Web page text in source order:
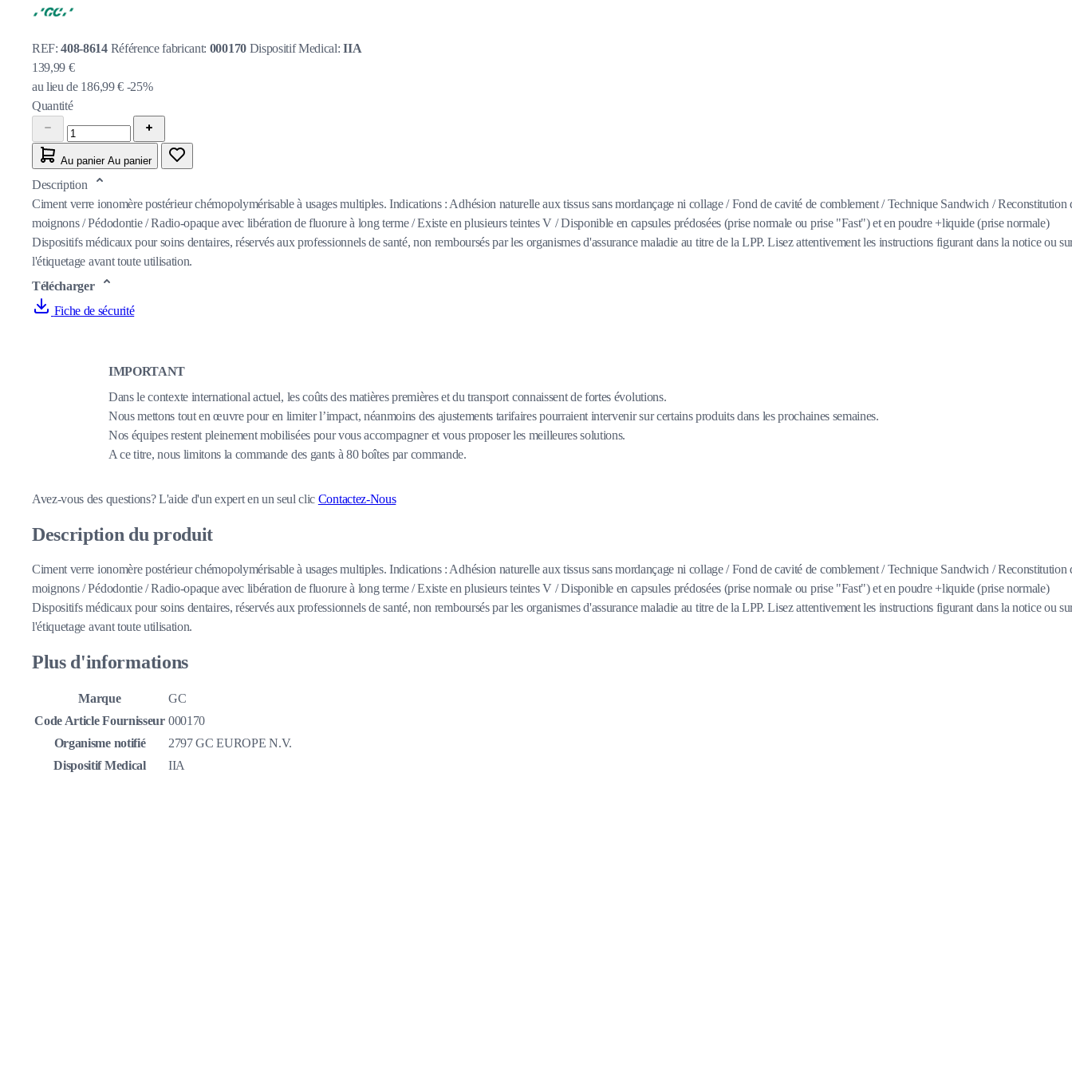
REF:408-8614 Référence fabricant: 000170 Dispositif Medical:IIA
139,99 €
au lieu de 186,99 € -25%
Quantité
Au panier Au panier
Description
Ciment verre ionomère postérieur chémopolymérisable à usages multiples. Indications : Adhésion naturelle aux tissus sans mordançage ni collage / Fond de cavité de comblement / Technique Sandwich / Reconstitution
moignons / Pédodontie / Radio-opaque avec libération de fluorure à long terme / Existe en plusieurs teintes V / Disponible en capsules prédosées (prise normale ou prise "Fast") et en poudre +liquide (prise normale)
Dispositifs médicaux pour soins dentaires, réservés aux professionnels de santé, non remboursés par les organismes d'assurance maladie au titre de la LPP. Lisez attentivement les instructions figurant dans la notice ou
l'étiquetage avant toute utilisation.
Télécharger
Fiche de sécurité
IMPORTANT
Dans le contexte international actuel, les coûts des matières premières et du transport connaissent de fortes évolutions.
Nous mettons tout en œuvre pour en limiter l’impact, néanmoins des ajustements tarifaires pourraient intervenir sur certains produits dans les prochaines semaines.
Nos équipes restent pleinement mobilisées pour vous accompagner et vous proposer les meilleures solutions.
A ce titre, nous limitons la commande des gants à 80 boîtes par commande.
Avez-vous des questions?L'aide d'un expert en un seul clic Contactez-Nous
Description du produit
Ciment verre ionomère postérieur chémopolymérisable à usages multiples. Indications : Adhésion naturelle aux tissus sans mordançage ni collage / Fond de cavité de comblement / Technique Sandwich / Reconstitution
moignons / Pédodontie / Radio-opaque avec libération de fluorure à long terme / Existe en plusieurs teintes V / Disponible en capsules prédosées (prise normale ou prise "Fast") et en poudre +liquide (prise normale)
Dispositifs médicaux pour soins dentaires, réservés aux professionnels de santé, non remboursés par les organismes d'assurance maladie au titre de la LPP. Lisez attentivement les instructions figurant dans la notice ou
l'étiquetage avant toute utilisation.
Plus d'informations
Marque
GC
Code Article Fournisseur 000170
Organisme notifié
2797 GC EUROPE N.V.
Dispositif Medical
IIA